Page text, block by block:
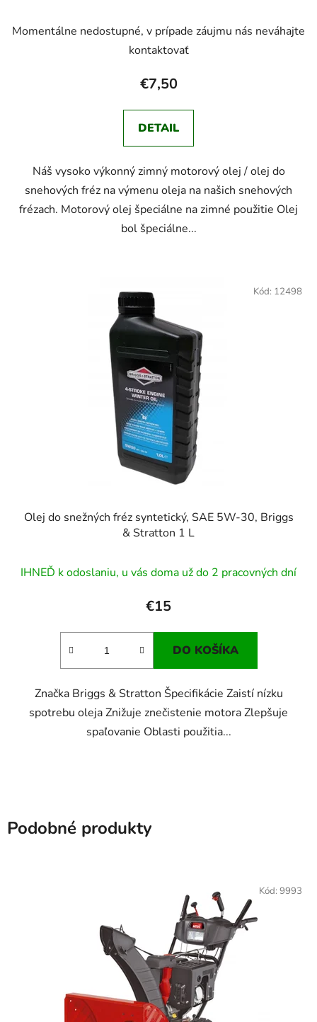
Momentálne nedostupné, v prípade záujmu nás neváhajte
kontaktovať
€7,50
DETAIL
Náš vysoko výkonný zimný motorový olej / olej do
snehových fréz na výmenu oleja na našich snehových
frézach. Motorový olej špeciálne na zimné použitie Olej
bol špeciálne...
Olej do snežných fréz syntetický, SAE 5W-30, Briggs
& Stratton 1 L
IHNEĎ k odoslaniu, u vás doma už do 2 pracovných dní
€15
DO KOŠÍKA
Značka Briggs & Stratton Špecifikácie Zaistí nízku
spotrebu oleja Znižuje znečistenie motora Zlepšuje
spaľovanie Oblasti použitia...
Kód: 12498
Podobné produkty
Kód: 9993